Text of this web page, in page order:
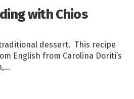
with Chios
dessert. This recipe
English from Carolina Doriti’s